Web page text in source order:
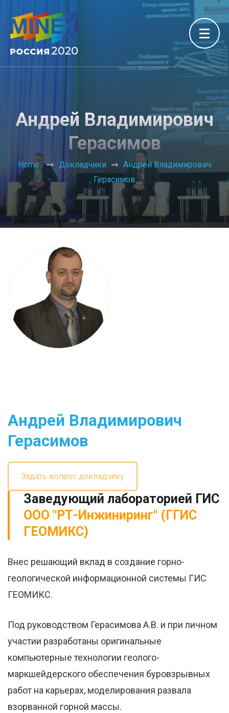
Андрей Владимирович
Герасимов
Home Докладчики
Андрей Владимирович
Герасимов
Андрей Владимирович
Герасимов
Задать вопрос докладчику
Заведующий лабораторией ГИС
ООО "РТ-Инжиниринг" (ГГИС
ГЕОМИКС)
Внес решающий вклад в создание горно-
геологической информационной системы ГИС
ГЕОМИКС.
Под руководством Герасимова А.В. и при личном
участии разработаны оригинальные
компьютерные технологии геолого-
маркшейдерского обеспечения буровзрывных
работ на карьерах, моделирования развала
взорванной горной массы.